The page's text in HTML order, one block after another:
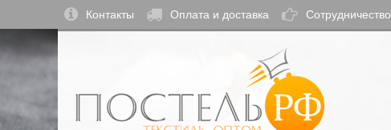
Контакты Оплата и доставка Сотрудничество